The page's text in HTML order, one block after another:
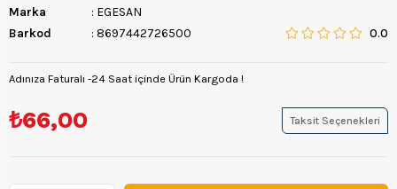
Marka
: EGESAN
Barkod
: 8697442726500 0.0
Adınıza Faturalı -24 Saat içinde Ürün Kargoda !
₺66,00 Taksit Seçenekleri